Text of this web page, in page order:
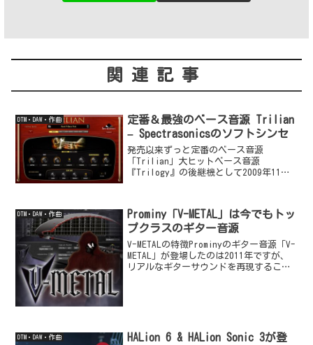
関連記事
DTM・DAW・作曲
定番＆最強のベース音源 Trilian
– Spectrasonicsのソフトシンセ
発売以来ずっと定番のベース音源
「Trilian」大ヒットベース音源
『Trilogy』の後継機として2009年11月
ース...
DTM・DAW・作曲
Prominy「V-METAL」は今でもトッ
プクラスのギター音源
V-METALの特徴Prominyのギター音源「V-
METAL」が登場したのは2011年ですが、
リアルなギターサウンドを再現すること
DTM・DAW・作曲
HALion 6 & HALion Sonic 3が登